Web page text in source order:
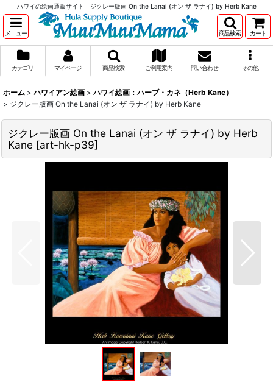
ハワイの絵画通販サイト ジクレー版画 On the Lanai (オン ザ ラナイ) by Herb Kane
メニュー 商品検索 カート
カテゴリ マイページ 商品検索 ご利用案内 問い合わせ その他
ホーム > ハワイアン絵画 > ハワイ絵画：ハーブ・カネ（Herb Kane）
> ジクレー版画 On the Lanai (オン ザ ラナイ) by Herb Kane
ジクレー版画 On the Lanai (オン ザ ラナイ) by Herb
Kane [art-hk-p39]